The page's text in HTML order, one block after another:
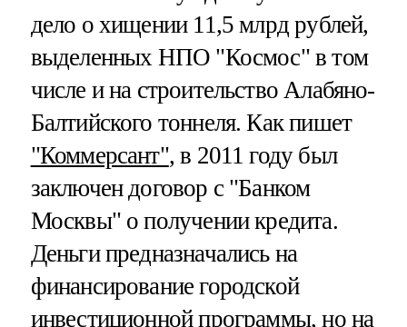
дело о хищении 11,5 млрд рублей,
выделенных НПО "Космос" в том
числе и на строительство Алабяно-
Балтийского тоннеля. Как пишет
"Коммерсант", в 2011 году был
заключен договор с "Банком
Москвы" о получении кредита.
Деньги предназначались на
финансирование городской
инвестиционной программы, но на